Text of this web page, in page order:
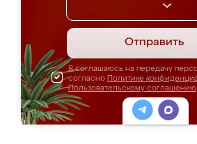
Отправить
Я соглашаюсь на передачу
согласно Политике
Пользовательскому соглашению